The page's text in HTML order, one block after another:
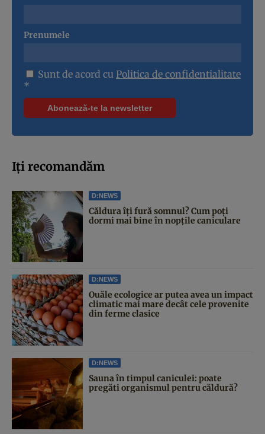
Prenumele
Sunt de acord cu Politica de confidentialitate
*
Iți recomandăm
D:NEWS
Căldura îți fură somnul? Cum poți
dormi mai bine în nopțile caniculare
D:NEWS
Ouăle ecologice ar putea avea un impact
climatic mai mare decât cele provenite
din ferme clasice
D:NEWS
Sauna în timpul caniculei: poate
pregăti organismul pentru căldură?